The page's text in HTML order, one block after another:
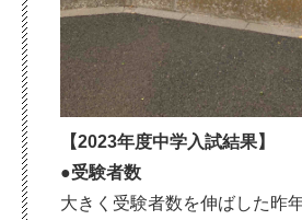
【2023年度中学入試結果】
●受験者数
大きく受験者数を伸ばした昨